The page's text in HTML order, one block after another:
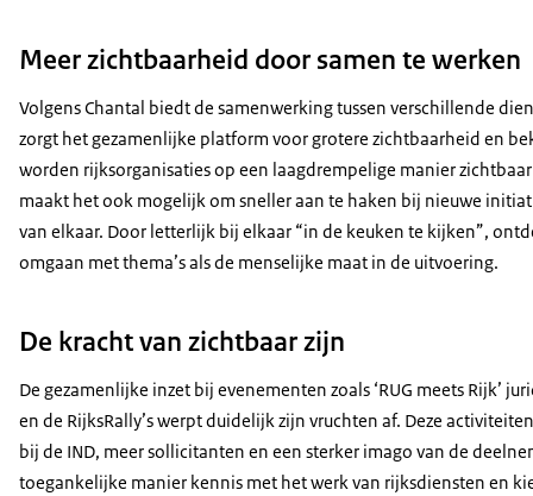
Meer zichtbaarheid door samen te werken
Volgens Chantal biedt de samenwerking tussen verschillende
zorgt het gezamenlijke platform voor grotere zichtbaarheid en
worden rijksorganisaties op een laagdrempelige manier
maakt het ook mogelijk om sneller aan te haken bij nieuwe
van elkaar. Door letterlijk bij elkaar “in de keuken te kijken”,
omgaan met thema’s als de menselijke maat in de uitvoering.
De kracht van zichtbaar zijn
De gezamenlijke inzet bij evenementen zoals ‘RUG meets Rijk’
en de RijksRally’s werpt duidelijk zijn vruchten af. Deze
bij de IND, meer sollicitanten en een sterker imago van de
toegankelijke manier kennis met het werk van rijksdiensten en